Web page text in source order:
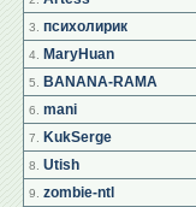
3. психолирик
4. MaryHuan
5. BANANA-RAMA
6. mani
7. KukSerge
8. Utish
9. zombie-ntl